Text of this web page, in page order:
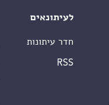
לעיתונאים
חדר עיתונות
RSS